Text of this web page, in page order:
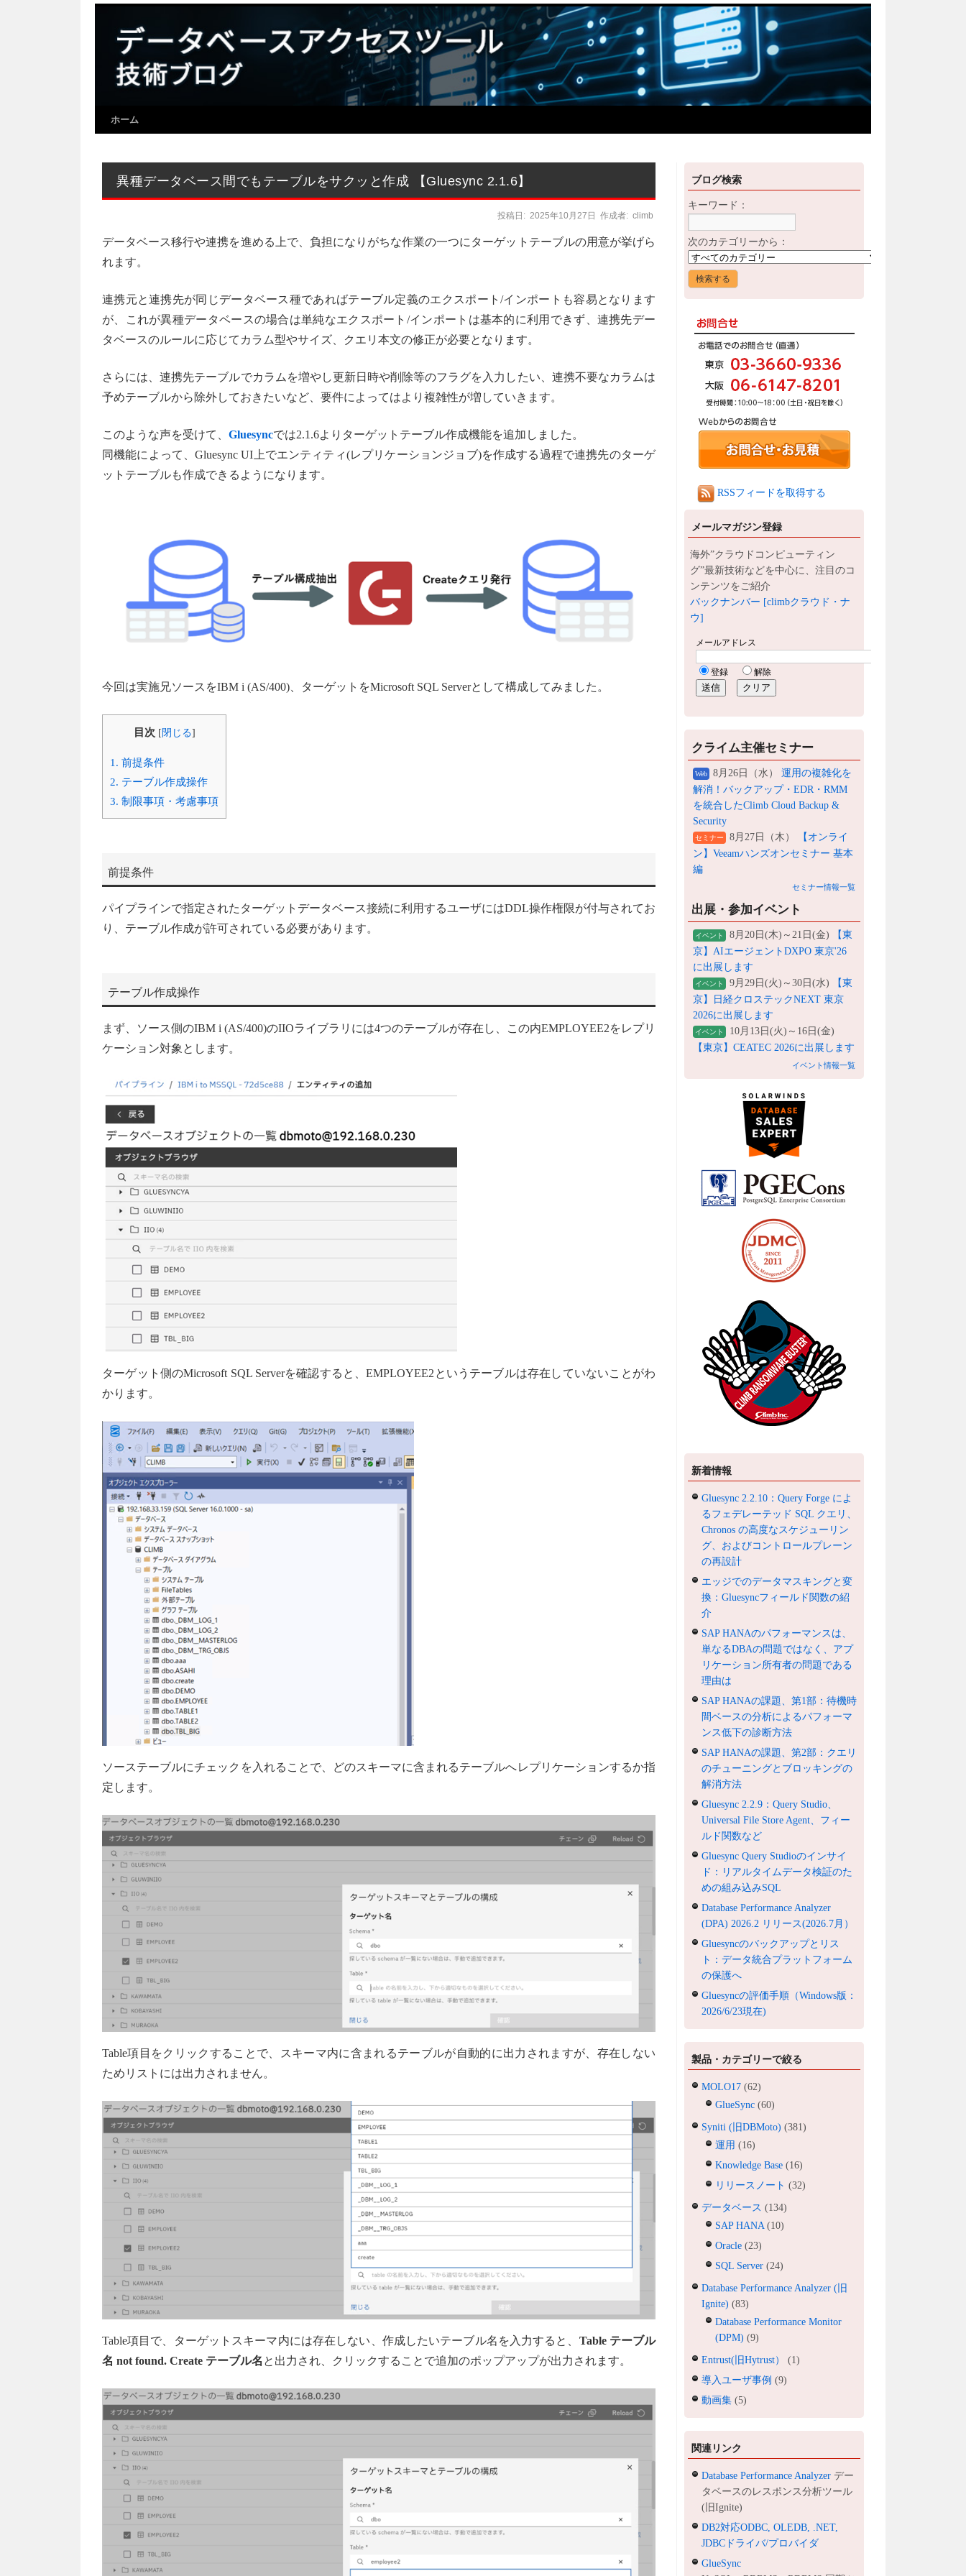
ホーム
異種データベース間でもテーブルをサクッと作成 【Gluesync 2.1.6】
投稿日: 2025年10月27日 作成者: climb
データベース移行や連携を進める上で、負担になりがちな作業の一つにターゲットテーブルの用意が挙げら
れます。
連携元と連携先が同じデータベース種であればテーブル定義のエクスポート/インポートも容易となります
が、これが異種データベースの場合は単純なエクスポート/インポートは基本的に利用できず、連携先デー
タベースのルールに応じてカラム型やサイズ、クエリ本文の修正が必要となります。
さらには、連携先テーブルでカラムを増やし更新日時や削除等のフラグを入力したい、連携不要なカラムは
予めテーブルから除外しておきたいなど、要件によってはより複雑性が増していきます。
このような声を受けて、 Gluesyncでは2.1.6よりターゲットテーブル作成機能を追加しました。
同機能によって、Gluesync UI上でエンティティ(レプリケーションジョブ)を作成する過程で連携先のターゲ
ットテーブルも作成できるようになります。
今回は実施兄ソースをIBM i (AS/400)、ターゲットをMicrosoft SQL Serverとして構成してみました。
目次 [閉じる]
1. 前提条件
2. テーブル作成操作
3. 制限事項・考慮事項
前提条件
パイプラインで指定されたターゲットデータベース接続に利用するユーザにはDDL操作権限が付与されてお
り、テーブル作成が許可されている必要があります。
テーブル作成操作
まず、ソース側のIBM i (AS/400)のIIOライブラリには4つのテーブルが存在し、この内EMPLOYEE2をレプリ
ケーション対象とします。
ターゲット側のMicrosoft SQL Serverを確認すると、EMPLOYEE2というテーブルは存在していないことがわ
かります。
ソーステーブルにチェックを入れることで、どのスキーマに含まれるテーブルへレプリケーションするか指
定します。
Table項目をクリックすることで、スキーマ内に含まれるテーブルが自動的に出力されますが、存在しない
ためリストには出力されません。
Table項目で、ターゲットスキーマ内には存在しない、作成したいテーブル名を入力すると、 Table テーブル
名 not found. Create テーブル名 と出力され、クリックすることで追加のポップアップが出力されます。
ブログ検索
キーワード：
次のカテゴリーから：
RSSフィードを取得する
メールマガジン登録
海外”クラウドコンピューティン
グ”最新技術などを中心に、注目のコ
ンテンツをご紹介
バックナンバー [climbクラウド・ナ
ウ]
クライム主催セミナー
Web 8月26日（水） 運用の複雑化を
解消！バックアップ・EDR・RMM
を統合したClimb Cloud Backup &
Security
セミナー 8月27日（木）
【オンライ
ン】Veeamハンズオンセミナー 基本
編
セミナー情報一覧
出展・参加イベント
イベント 8月20日(木)～21日(金)
【東
京】AIエージェントDXPO 東京'26
に出展します
イベント 9月29日(火)～30日(水)
【東
京】日経クロステックNEXT 東京
2026に出展します
イベント
10月13日(火)～16日(金)
【東京】CEATEC 2026に出展します
イベント情報一覧
新着情報
Gluesync 2.2.10：Query Forge によ
るフェデレーテッド SQL クエリ、
Chronos の高度なスケジューリン
グ、およびコントロールプレーン
の再設計
エッジでのデータマスキングと変
換：Gluesyncフィールド関数の紹
介
SAP HANAのパフォーマンスは、
単なるDBAの問題ではなく、アプ
リケーション所有者の問題である
理由は
SAP HANAの課題、第1部：待機時
間ベースの分析によるパフォーマ
ンス低下の診断方法
SAP HANAの課題、第2部：クエリ
のチューニングとブロッキングの
解消方法
Gluesync 2.2.9：Query Studio、
Universal File Store Agent、フィー
ルド関数など
Gluesync Query Studioのインサイ
ド：リアルタイムデータ検証のた
めの組み込みSQL
Database Performance Analyzer
(DPA) 2026.2 リリース(2026.7月）
Gluesyncのバックアップとリス
ト：データ統合プラットフォーム
の保護へ
Gluesyncの評価手順（Windows版：
2026/6/23現在)
製品・カテゴリーで絞る
MOLO17 (62)
GlueSync (60)
Syniti (旧DBMoto) (381)
運用 (16)
Knowledge Base (16)
リリースノート (32)
データベース (134)
SAP HANA (10)
Oracle (23)
SQL Server (24)
Database Performance Analyzer (旧
Ignite) (83)
Database Performance Monitor
(DPM) (9)
Entrust(旧Hytrust）
(1)
導入ユーザ事例 (9)
動画集 (5)
関連リンク
Database Performance Analyzer デー
タベースのレスポンス分析ツール
(旧Ignite)
DB2対応ODBC, OLEDB, .NET,
JDBCドライバ/プロバイダ
GlueSync